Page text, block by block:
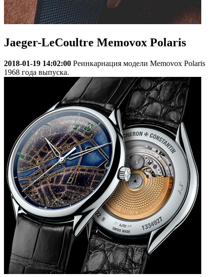
Jaeger-LeCoultre Memovox Polaris
2018-01-19 14:02:00 Реинкарнация модели Memovox Polaris
1968 года выпуска.